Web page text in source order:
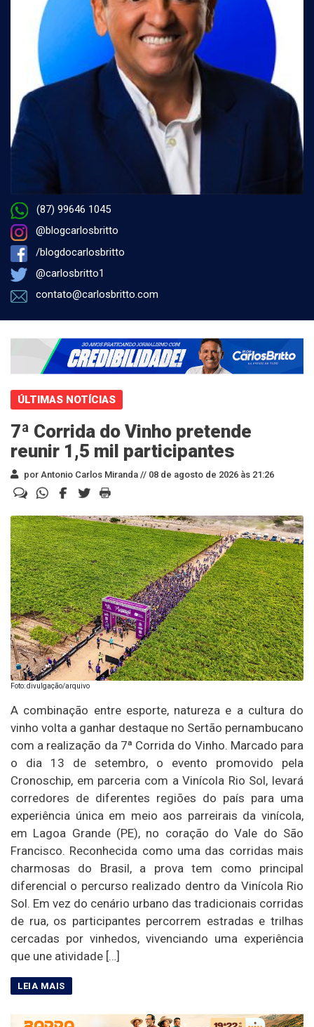
(87) 99646 1045
@blogcarlosbritto
/blogdocarlosbritto
@carlosbritto1
contato@carlosbritto.com
ÚLTIMAS NOTÍCIAS
7ª Corrida do Vinho pretende
reunir 1,5 mil participantes
por Antonio Carlos Miranda // 08 de agosto de 2026 às 21:26
Foto: divulgação/arquivo
A combinação entre esporte, natureza e a cultura do
vinho volta a ganhar destaque no Sertão pernambucano
com a realização da 7ª Corrida do Vinho. Marcado para
o dia 13 de setembro, o evento promovido pela
Cronoschip, em parceria com a Vinícola Rio Sol, levará
corredores de diferentes regiões do país para uma
experiência única em meio aos parreirais da vinícola,
em Lagoa Grande (PE), no coração do Vale do São
Francisco. Reconhecida como uma das corridas mais
charmosas do Brasil, a prova tem como principal
diferencial o percurso realizado dentro da Vinícola Rio
Sol. Em vez do cenário urbano das tradicionais corridas
de rua, os participantes percorrem estradas e trilhas
cercadas por vinhedos, vivenciando uma experiência
que une atividade […]